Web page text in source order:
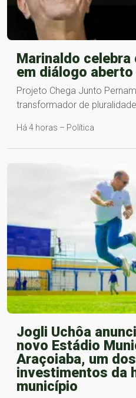
Marinaldo celebra
em diálogo aberto
Projeto Chega Junto
transformador de
Há 4 horas – Política
Jogli Uchôa
novo Estádio
Araçoiaba, um
investimentos da
município